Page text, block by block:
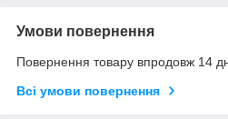
Умови повернення
Повернення товару впродовж 14
Всі умови повернення